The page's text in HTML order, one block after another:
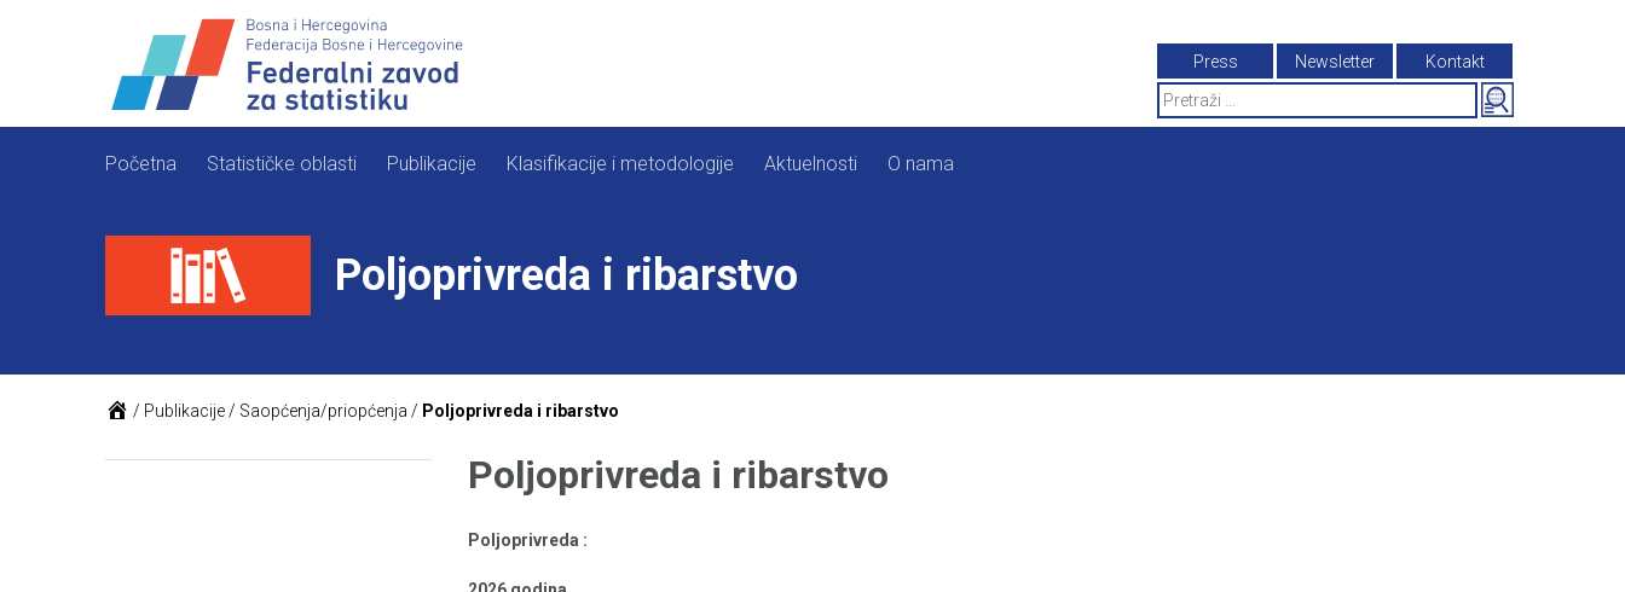
Press Newsletter
Kontakt
Search
for:
Početna Statističke oblasti Publikacije Klasifikacije i metodologije Aktuelnosti O nama
Poljoprivreda i ribarstvo
/ Publikacije / Saopćenja/priopćenja / Poljoprivreda i ribarstvo
Poljoprivreda i ribarstvo
Poljoprivreda :